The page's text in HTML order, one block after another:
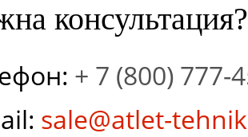
м
консультация?
+ 7 (800) 777-
sale@atlet-